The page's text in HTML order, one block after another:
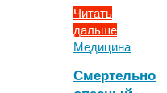
Читать
дальше
"Новорожденному
пересадили
Медицина
Смертельно